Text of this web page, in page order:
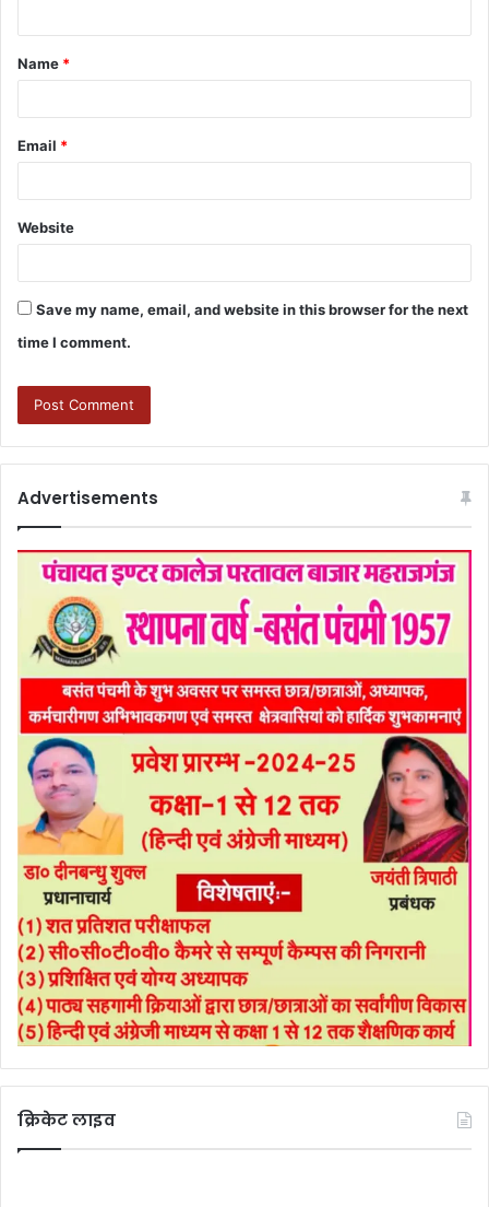
Name *
Email *
Website
Save my name, email, and website in this browser for the next
time I comment.
Advertisements
क्रिकेट लाइव